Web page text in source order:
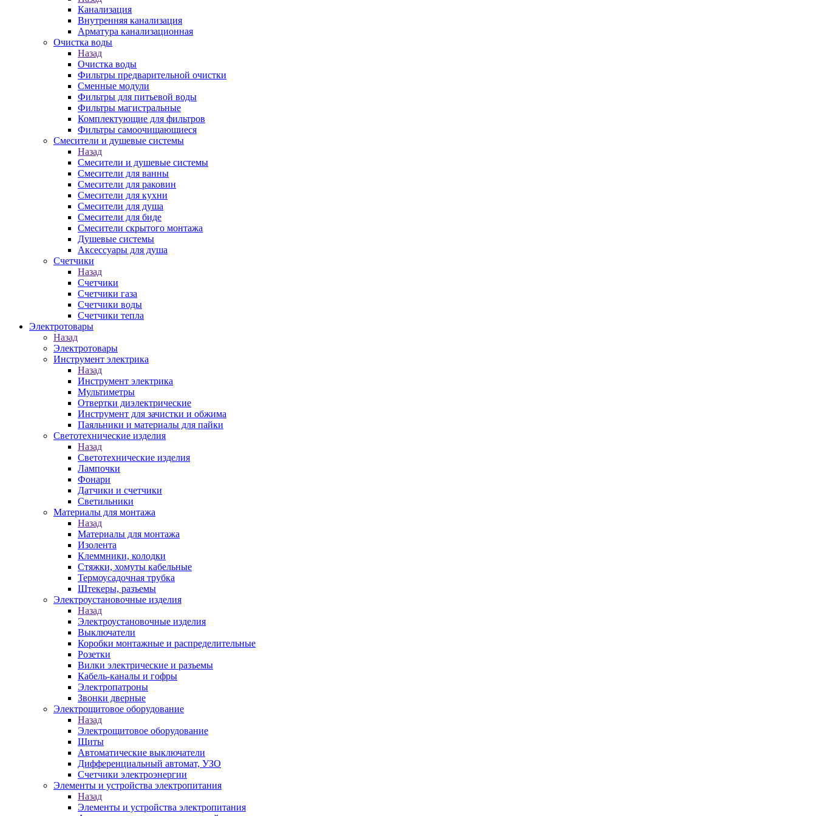
Канализация
Внутренняя канализация
Арматура канализационная
Очистка воды
Назад
Очистка воды
Фильтры предварительной очистки
Сменные модули
Фильтры для питьевой воды
Фильтры магистральные
Комплектующие для фильтров
Фильтры самоочищающиеся
Смесители и душевые системы
Назад
Смесители и душевые системы
Смесители для ванны
Смесители для раковин
Смесители для кухни
Смесители для душа
Смесители для биде
Смесители скрытого монтажа
Душевые системы
Аксессуары для душа
Счетчики
Назад
Счетчики
Счетчики газа
Счетчики воды
Счетчики тепла
Электротовары
Назад
Электротовары
Инструмент электрика
Назад
Инструмент электрика
Мультиметры
Отвертки диэлектрические
Инструмент для зачистки и обжима
Паяльники и материалы для пайки
Светотехнические изделия
Назад
Светотехнические изделия
Лампочки
Фонари
Датчики и счетчики
Светильники
Материалы для монтажа
Назад
Материалы для монтажа
Изолента
Клеммники, колодки
Стяжки, хомуты кабельные
Термоусадочная трубка
Штекеры, разъемы
Электроустановочные изделия
Назад
Электроустановочные изделия
Выключатели
Коробки монтажные и распределительные
Розетки
Вилки электрические и разъемы
Кабель-каналы и гофры
Электропатроны
Звонки дверные
Электрощитовое оборудование
Назад
Электрощитовое оборудование
Щиты
Автоматические выключатели
Дифференциальный автомат, УЗО
Счетчики электроэнергии
Элементы и устройства электропитания
Назад
Элементы и устройства электропитания